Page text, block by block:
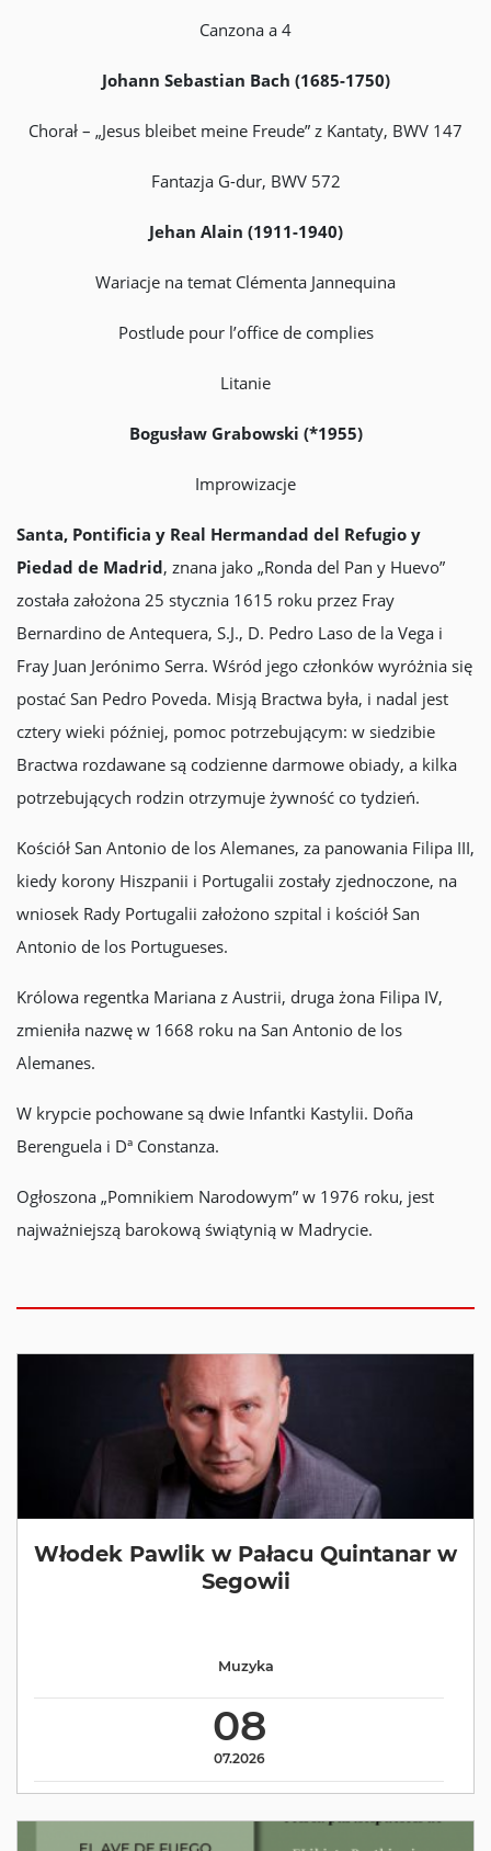
Canzona a 4
Johann Sebastian Bach (1685-1750)
Chorał – „Jesus bleibet meine Freude” z Kantaty, BWV 147
Fantazja G-dur, BWV 572
Jehan Alain (1911-1940)
Wariacje na temat Clémenta Jannequina
Postlude pour l’office de complies
Litanie
Bogusław Grabowski (*1955)
Improwizacje
Santa, Pontificia y Real Hermandad del Refugio y
Piedad de Madrid, znana jako „Ronda del Pan y Huevo”
została założona 25 stycznia 1615 roku przez Fray
Bernardino de Antequera, S.J., D. Pedro Laso de la Vega i
Fray Juan Jerónimo Serra. Wśród jego członków wyróżnia się
postać San Pedro Poveda. Misją Bractwa była, i nadal jest
cztery wieki później, pomoc potrzebującym: w siedzibie
Bractwa rozdawane są codzienne darmowe obiady, a kilka
potrzebujących rodzin otrzymuje żywność co tydzień.
Kościół San Antonio de los Alemanes, za panowania Filipa III,
kiedy korony Hiszpanii i Portugalii zostały zjednoczone, na
wniosek Rady Portugalii założono szpital i kościół San
Antonio de los Portugueses.
Królowa regentka Mariana z Austrii, druga żona Filipa IV,
zmieniła nazwę w 1668 roku na San Antonio de los
Alemanes.
W krypcie pochowane są dwie Infantki Kastylii. Doña
Berenguela i Dª Constanza.
Ogłoszona „Pomnikiem Narodowym” w 1976 roku, jest
najważniejszą barokową świątynią w Madrycie.
Włodek Pawlik w Pałacu Quintanar w
Segowii
08
07.2026
Muzyka